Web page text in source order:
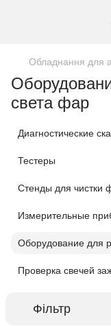
Обладнання для
света фар
Диагностические
Тестеры
Стенды для чистки
Измерительные
Оборудование для
Проверка свечей
Фільтр